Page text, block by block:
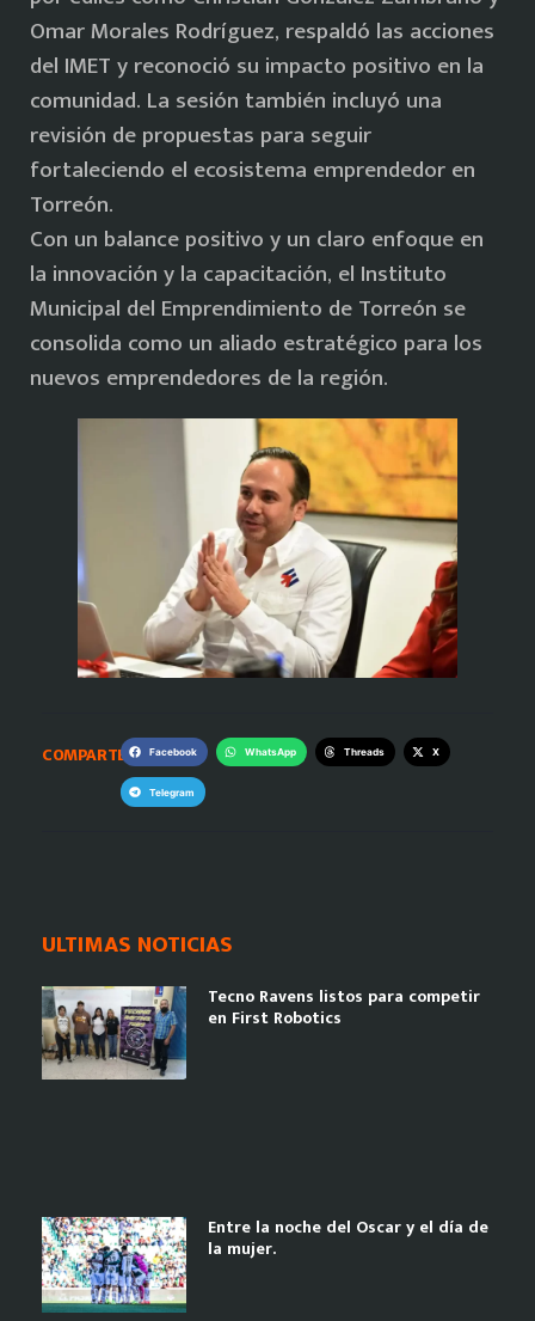
Omar Morales Rodríguez, respaldó las acciones
del IMET y reconoció su impacto positivo en la
comunidad. La sesión también incluyó una
revisión de propuestas para seguir
fortaleciendo el ecosistema emprendedor en
Torreón.
Con un balance positivo y un claro enfoque en
la innovación y la capacitación, el Instituto
Municipal del Emprendimiento de Torreón se
consolida como un aliado estratégico para los
nuevos emprendedores de la región.
COMPARTE: Facebook WhatsApp Threads X
Telegram
ULTIMAS NOTICIAS
Tecno Ravens listos para competir
en First Robotics
Entre la noche del Oscar y el día de
la mujer.